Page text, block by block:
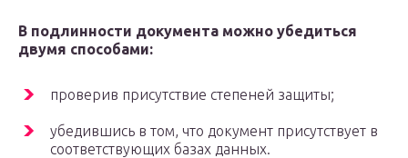
В подлинности документа можно убедиться
двумя способами:
проверив присутствие степеней защиты;
убедившись в том, что документ присутствует в
соответствующих базах данных.